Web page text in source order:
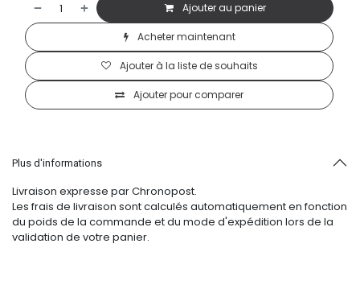
Ajouter au panier
Acheter maintenant
Ajouter pour comparer
Ajouter à la liste de souhaits
Plus d'informations
Livraison expresse par Chronopost.
Les frais de livraison sont calculés automatiquement en fonction
du poids de la commande et du mode d'expédition lors de la
validation de votre panier.